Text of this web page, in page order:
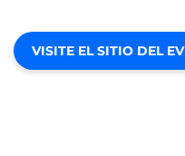
VISITE EL SITIO DEL